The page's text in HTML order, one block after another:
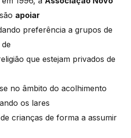
apoiar
preferência a grupos de
que estejam privados de
no âmbito do acolhimento
os lares
crianças de forma a assumir